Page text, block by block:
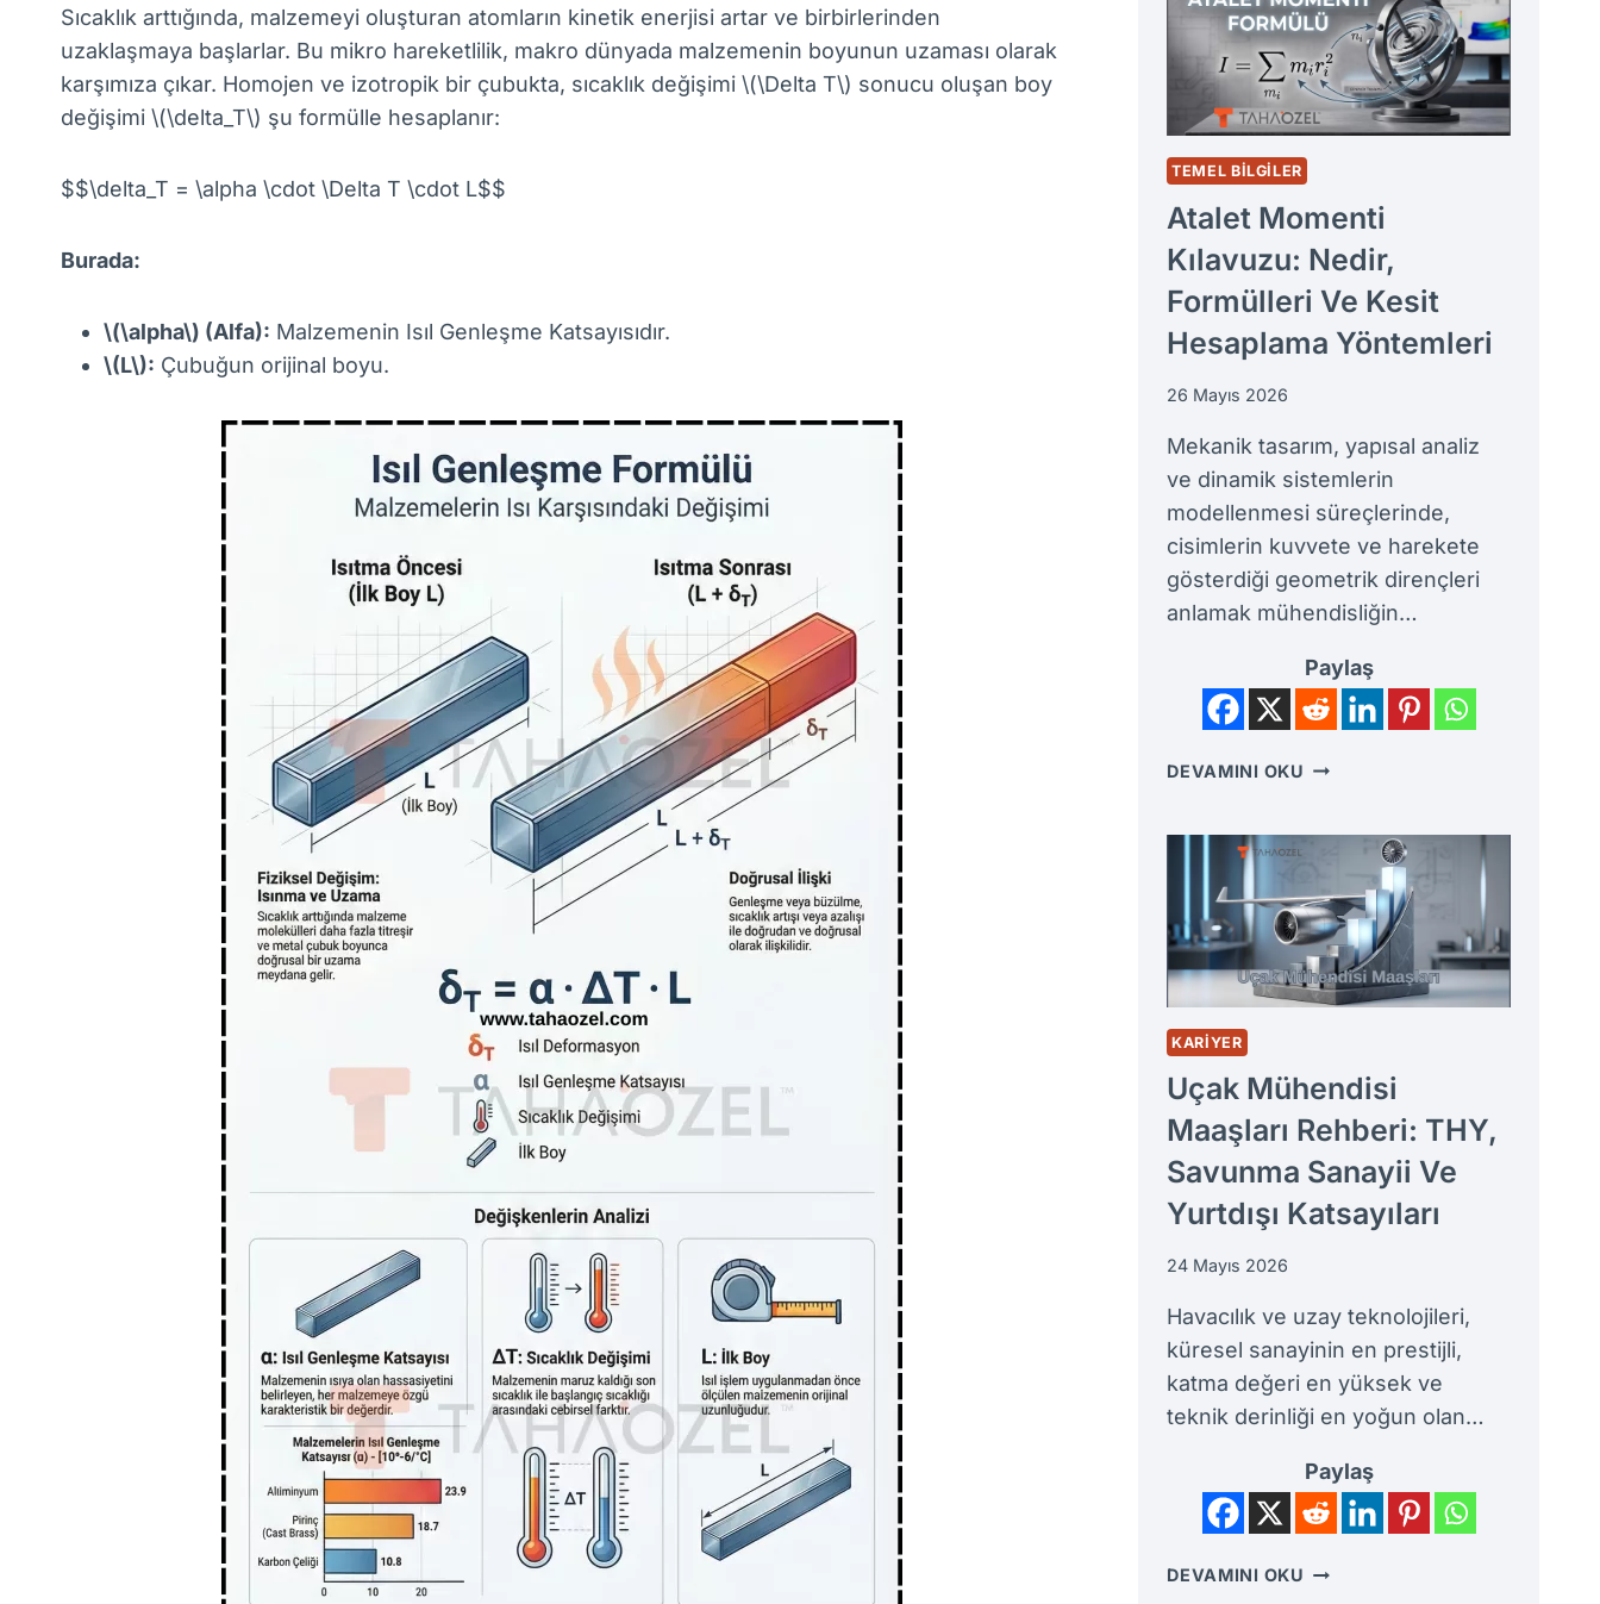
Sıcaklık arttığında, malzemeyi oluşturan atomların kinetik enerjisi artar ve birbirlerinden
uzaklaşmaya başlarlar. Bu mikro hareketlilik, makro dünyada malzemenin boyunun uzaması olarak
karşımıza çıkar. Homojen ve izotropik bir çubukta, sıcaklık değişimi \(\Delta T\) sonucu oluşan boy
değişimi \(\delta_T\) şu formülle hesaplanır:
$$\delta_T = \alpha \cdot \Delta T \cdot L$$
Burada:
\(\alpha\) (Alfa): Malzemenin Isıl Genleşme Katsayısıdır.
\(L\): Çubuğun orijinal boyu.
TEMEL BILGILER
Atalet Momenti
Kılavuzu: Nedir,
Formülleri Ve Kesit
Hesaplama Yöntemleri
26 Mayıs 2026
Mekanik tasarım, yapısal analiz
ve dinamik sistemlerin
modellenmesi süreçlerinde,
cisimlerin kuvvete ve harekete
gösterdiği geometrik dirençleri
anlamak mühendisliğin…
Paylaş
DEVAMINI OKU ATALET
FORMÜLLERI
VE
KESIT
HESAPLAMA
YÖNTEMLERI
KARIYER
Uçak Mühendisi
Maaşları Rehberi: THY,
Savunma Sanayii Ve
Yurtdışı Katsayıları
24 Mayıs 2026
Havacılık ve uzay teknolojileri,
küresel sanayinin en prestijli,
katma değeri en yüksek ve
teknik derinliği en yoğun olan…
Paylaş
DEVAMINI OKU UÇAK